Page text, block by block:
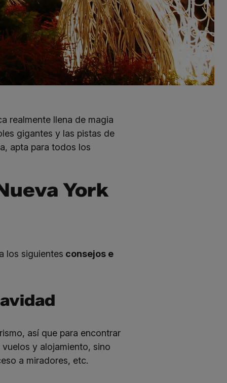
realmente llena de magia
gigantes y las pistas de
apta para todos los
York
los siguientes consejos e
así que para encontrar
y alojamiento, sino
a miradores, etc.